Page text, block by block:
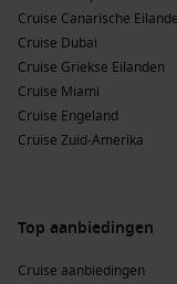
Zomer (juni-
ideaal voor
Herfst
en minder drukte,
het eiland.
Kosten van een
Cruise Canarische
Cruise Dubai
Cruise Griekse Eilanden
Cruise Miami
Cruise Engeland
Cruise Zuid-Amerika
Top aanbiedingen
Cruise aanbiedingen